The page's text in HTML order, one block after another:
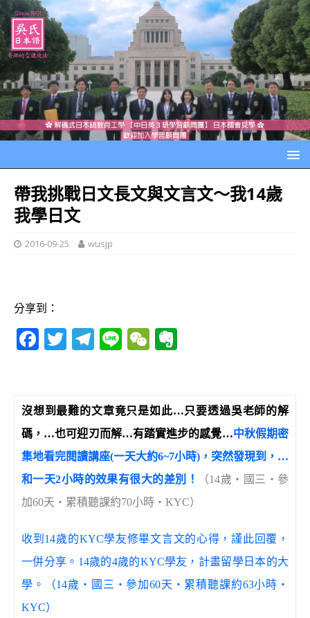
帶我挑戰日文長文與文言文～我14歲
我學日文
2016-09-25 wusjp
分享到：
F
e
b
o
o
k
T
te
r
T
g
ra
m
Li W
h
at
r
n
o
te
沒想到最難的文章竟只是如此…只要透過吳老師的解
碼， …也可迎刃而解…有踏實進步的感覺…中秋假期密
集地看完閱讀講座(一天大約6~7小時)，突然發現到， …
和一天2小時的效果有很大的差別！
（14歲‧國三‧參
加60天‧累積聽課約70小時‧KYC）
收到14歲的KYC學友修畢文言文的心得，謹此回覆，
一併分享。14歲的4歲的KYC學友，計畫留學日本的大
學。（14歲‧國三‧參加60天‧累積聽課約63小時‧
KYC）